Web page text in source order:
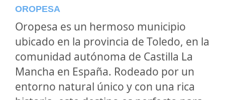
OROPESA
Oropesa es un hermoso municipio
ubicado en la provincia de Toledo, en la
comunidad autónoma de Castilla La
Mancha en España. Rodeado por un
entorno natural único y con una rica